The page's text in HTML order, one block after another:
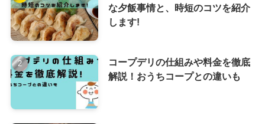
な夕飯事情と、時短のコツを紹介
します!
コープデリの仕組みや料金を徹底
解説！おうちコープとの違いも